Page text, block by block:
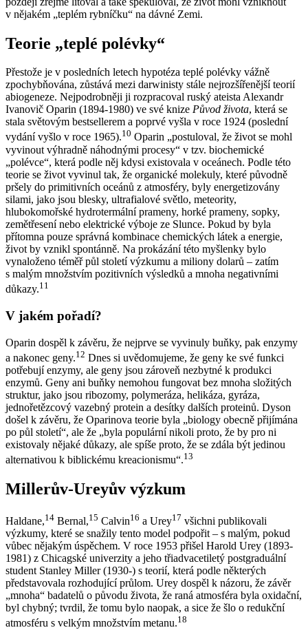
v nějakém „teplém rybníčku“ na dávné Zemi.
Teorie „teplé polévky“
Přestože je v posledních letech hypotéza teplé polévky vážně
zpochybňována, zůstává mezi darwinisty stále nejrozšířenější teorií
abiogeneze. Nejpodrobněji ji rozpracoval ruský ateista Alexandr
Ivanovič Oparin (1894-1980) ve své knize Původ života, která se
stala světovým bestsellerem a poprvé vyšla v roce 1924 (poslední
vydání vyšlo v roce 1965).10 Oparin „postuloval, že život se mohl
vyvinout výhradně náhodnými procesy“ v tzv. biochemické
„polévce“, která podle něj kdysi existovala v oceánech. Podle této
teorie se život vyvinul tak, že organické molekuly, které původně
pršely do primitivních oceánů z atmosféry, byly energetizovány
silami, jako jsou blesky, ultrafialové světlo, meteority,
hlubokomořské hydrotermální prameny, horké prameny, sopky,
zemětřesení nebo elektrické výboje ze Slunce. Pokud by byla
přítomna pouze správná kombinace chemických látek a energie,
život by vznikl spontánně. Na prokázání této myšlenky bylo
vynaloženo téměř půl století výzkumu a miliony dolarů – zatím
s malým množstvím pozitivních výsledků a mnoha negativními
důkazy.11
V jakém pořadí?
Oparin dospěl k závěru, že nejprve se vyvinuly buňky, pak enzymy
a nakonec geny.12 Dnes si uvědomujeme, že geny ke své funkci
potřebují enzymy, ale geny jsou zároveň nezbytné k produkci
enzymů. Geny ani buňky nemohou fungovat bez mnoha složitých
struktur, jako jsou ribozomy, polymeráza, helikáza, gyráza,
jednořetězcový vazebný protein a desítky dalších proteinů. Dyson
došel k závěru, že Oparinova teorie byla „biology obecně přijímána
po půl století“, ale že „byla populární nikoli proto, že by pro ni
existovaly nějaké důkazy, ale spíše proto, že se zdála být jedinou
alternativou k biblickému kreacionismu“.13
Millerův-Ureyův výzkum
Haldane,14 Bernal,15 Calvin16 a Urey17 všichni publikovali
výzkumy, které se snažily tento model podpořit – s malým, pokud
vůbec nějakým úspěchem. V roce 1953 přišel Harold Urey (1893-
1981) z Chicagské univerzity a jeho třiadvacetiletý postgraduální
student Stanley Miller (1930-) s teorií, která podle některých
představovala rozhodující průlom. Urey dospěl k názoru, že závěr
„mnoha“ badatelů o původu života, že raná atmosféra byla oxidační,
byl chybný; tvrdil, že tomu bylo naopak, a sice že šlo o redukční
atmosféru s velkým množstvím metanu.18